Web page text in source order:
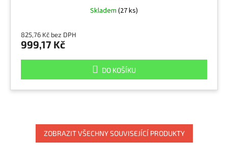
Skladem (27 ks)
825,76 Kč bez DPH
999,17 Kč
DO KOŠÍKU
ZOBRAZIT VŠECHNY SOUVISEJÍCÍ PRODUKTY